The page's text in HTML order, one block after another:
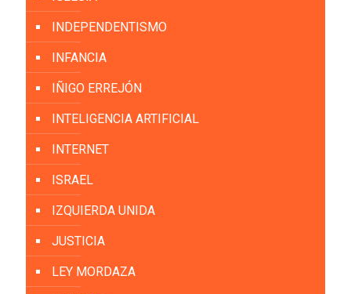
INDEPENDENTISMO
INFANCIA
IÑIGO ERREJÓN
INTELIGENCIA ARTIFICIAL
INTERNET
ISRAEL
IZQUIERDA UNIDA
JUSTICIA
LEY MORDAZA